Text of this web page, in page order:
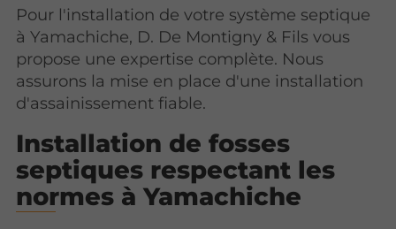
Pour l'installation de votre système septique
à Yamachiche, D. De Montigny & Fils vous
propose une expertise complète. Nous
assurons la mise en place d'une installation
d'assainissement fiable.
Installation de fosses
septiques respectant les
normes à Yamachiche